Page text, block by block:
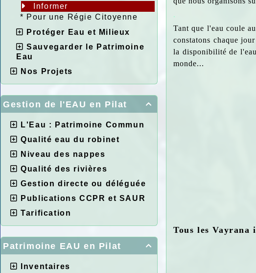
Informer
* Pour une Régie Citoyenne
Protéger Eau et Milieux
Sauvegarder le Patrimoine
Eau
Nos Projets

Gestion de l'EAU en Pilat
L'Eau : Patrimoine Commun
Qualité eau du robinet
Niveau des nappes
Qualité des rivières
Gestion directe ou déléguée
Publications CCPR et SAUR
Tarification

Patrimoine EAU en Pilat
Inventaires
.
Tant que l'eau coule
constatons chaque
la disponibilité de
monde...
Tous les Vayrana